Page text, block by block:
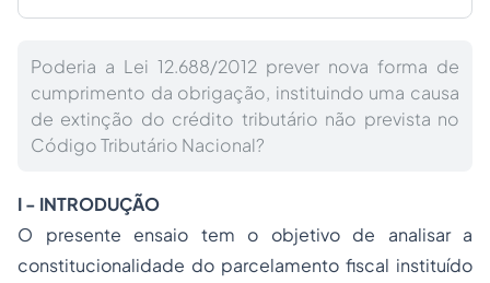
Poderia a Lei 12.688/2012 prever nova forma de
cumprimento da obrigação, instituindo uma causa
de extinção do crédito tributário não prevista no
Código Tributário Nacional?
I - INTRODUÇÃO
O presente ensaio tem o objetivo de analisar a
constitucionalidade do parcelamento fiscal instituído